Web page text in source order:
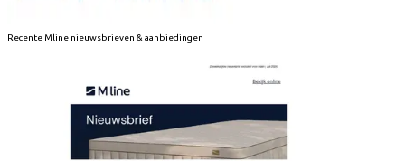
Recente Mline nieuwsbrieven & aanbiedingen